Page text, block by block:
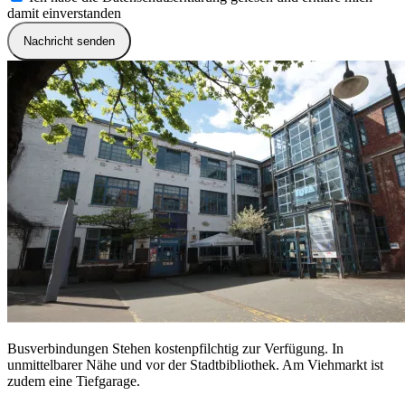
damit einverstanden
Nachricht senden
Busverbindungen Stehen kostenpfilchtig zur Verfügung. In
unmittelbarer Nähe und vor der Stadtbibliothek. Am Viehmarkt ist
zudem eine Tiefgarage.